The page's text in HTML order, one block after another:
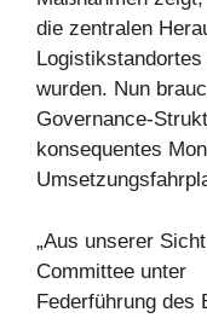
die zentralen
wurden. Nun
Governance-
konsequentes
„Aus unserer
Committee unter
Federführung des